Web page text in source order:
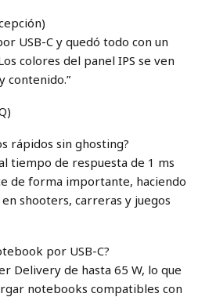
USB-C y quedó todo con un
colores del panel IPS se ven
contenido.”
rápidos sin ghosting?
tiempo de respuesta de 1 ms
de forma importante, haciendo
shooters, carreras y juegos
por USB-C?
Delivery de hasta 65 W, lo que
notebooks compatibles con